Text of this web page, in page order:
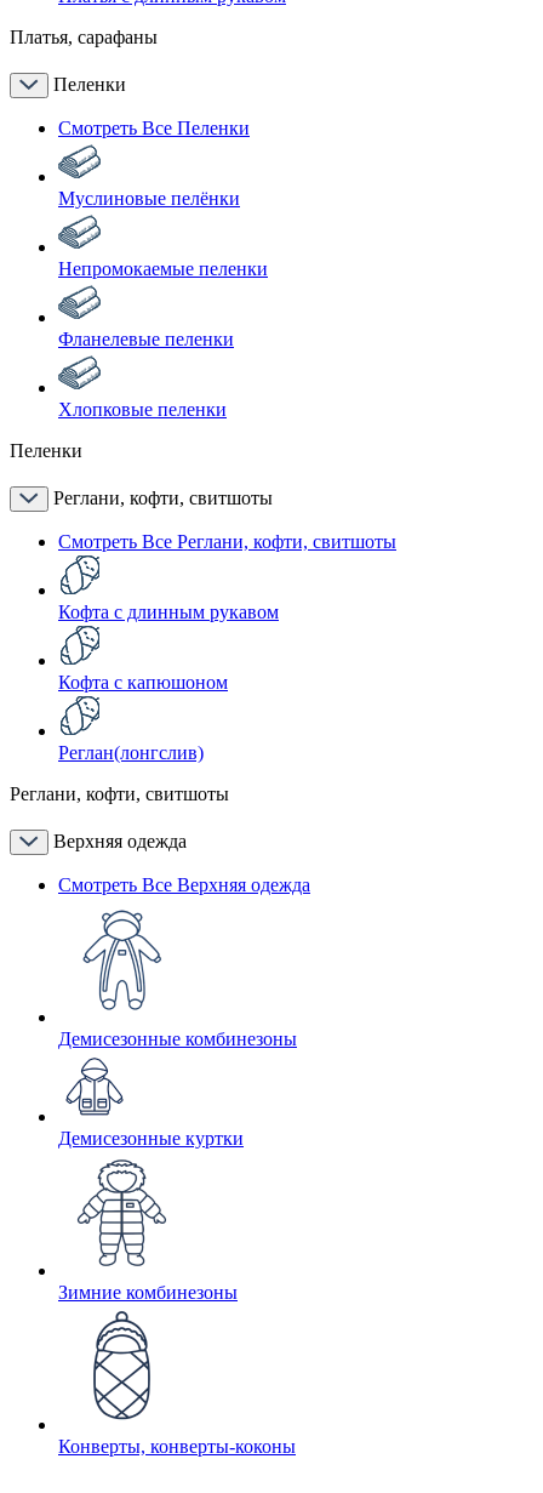
Платья, сарафаны
Пеленки
Смотреть Все Пеленки
Муслиновые пелёнки
Непромокаемые пеленки
Фланелевые пеленки
Хлопковые пеленки
Пеленки
Реглани, кофти, свитшоты
Смотреть Все Реглани, кофти, свитшоты
Кофта с длинным рукавом
Кофта с капюшоном
Реглан(лонгслив)
Реглани, кофти, свитшоты
Верхняя одежда
Смотреть Все Верхняя одежда
Демисезонные комбинезоны
Демисезонные куртки
Зимние комбинезоны
Конверты, конверты-коконы